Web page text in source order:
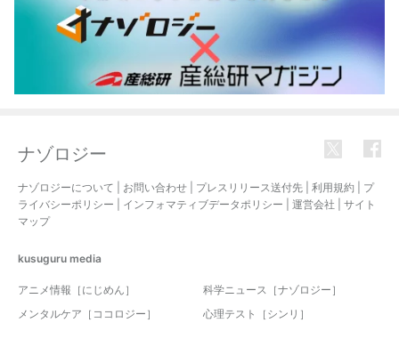
ナゾロジー
ナゾロジーについて お問い合わせ プレスリリース送付先 利用規約
プ
ライバシーポリシー
インフォマティブデータポリシー 運営会社
サイト
マップ
kusuguru media
アニメ情報［にじめん］
科学ニュース［ナゾロジー］
メンタルケア［ココロジー］
心理テスト［シンリ］